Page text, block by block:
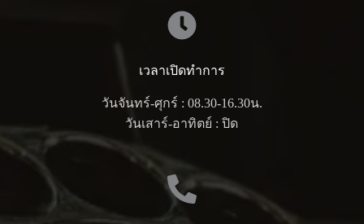
เวลาเปิดทำการ
วันจันทร์-ศุกร์ : 08.30-16.30น.
วันเสาร์-อาทิตย์ : ปิด